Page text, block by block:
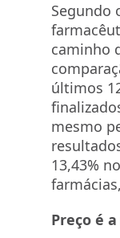
Segundo
caminho
últimos
mesmo
13,43%
Preço é